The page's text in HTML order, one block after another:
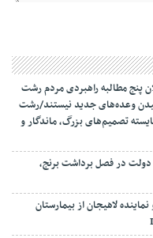
پنج مطالبه راهبردی مردم رشت
وعده‌های جدید نیستند/رشت
تصمیم‌های بزرگ، ماندگار و
در فصل برداشت برنج،
لاهیجان از بیمارستان